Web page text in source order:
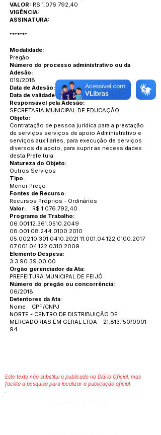
VALOR: R$ 1.076.792,40
VIGÊNCIA:
ASSINATURA:
*******
Modalidade:
Pregão
Número do processo administrativo ou da
Adesão:
019/2018
Data de Adesão:
29/03/2019
Data de validade da ata:16/04/2019
Responsável pela Adesão:
SECRETARIA MUNICIPAL DE EDUCAÇÃO
Objeto:
Contratação de pessoa jurídica para a prestação
de serviços serviços de apoio Administrativo e
serviços auxiliaries, para execução de serviços
diversos de apoio, para suprir as necessidades
desta Prefeitura.
Natureza do Objeto:
Outros Serviços
Tipo:
Menor Preço
Fontes de Recurso:
Recursos Próprios - Ordinários
Valor:
R$ 1.076.792,40
Programa de Trabalho:
06.001.12.361.0510.2049
08.001.08.244.0100.2010
05.002.10.301.0410.2021 11.001.04.122.0100.2017
07.001.04.122.0310.2009
Elemento Despesa:
3.3.90.39.00.00
Órgão gerenciador da Ata:
PREFEITURA MUNICIPAL DE FEIJÓ
Número do pregão ou concorrência:
06/2018
Detentores da Ata:
Nome CPF/CNPJ
NORTE - CENTRO DE DISTRIBUIÇÃO DE
MERCADORIAS EM GERAL LTDA 21.813.150/0001-
94
Este texto não substitui o publicado no Diário Oficial, mas
facilita a pesquisa para localizar a publicação oficial.